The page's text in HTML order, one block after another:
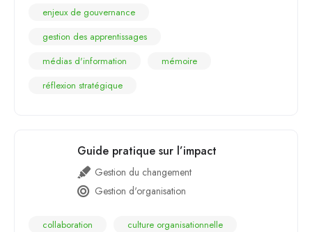
enjeux de gouvernance
gestion des apprentissages
médias d'information
mémoire
réflexion stratégique
Guide pratique sur l’impact
Gestion du changement
Gestion d'organisation
collaboration
culture organisationnelle